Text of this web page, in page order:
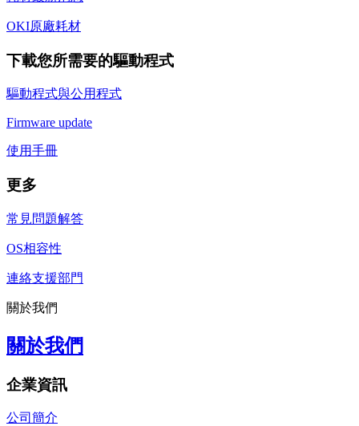
OKI原廠耗材
下載您所需要的驅動程式
驅動程式與公用程式
Firmware update
使用手冊
更多
常見問題解答
OS相容性
連絡支援部門
關於我們
關於我們
企業資訊
公司簡介